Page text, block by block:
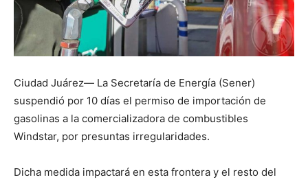
Ciudad Juárez— La Secretaría de Energía (Sener)
suspendió por 10 días el permiso de importación de
gasolinas a la comercializadora de combustibles
Windstar, por presuntas irregularidades.
Dicha medida impactará en esta frontera y el resto del